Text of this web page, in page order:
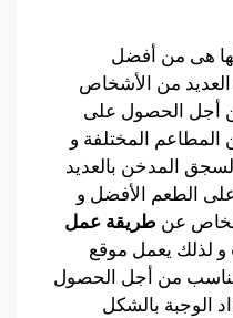
هى من أفضل
من الأشخاص
أجل الحصول على
المختلفة و
المدخن بالعديد
الطعم الأفضل و
عن طريقة عمل
و لذلك يعمل موقع
من أجل الحصول
الوجبة بالشكل